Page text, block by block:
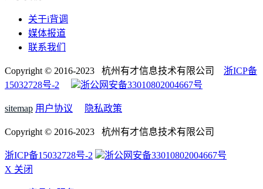
关于i背调
媒体报道
联系我们
Copyright © 2016-2023 杭州有才信息技术有限公司 浙ICP备
15032728号-2
浙公网安备33010802004667号
sitemap 用户协议 隐私政策
Copyright © 2016-2023 杭州有才信息技术有限公司
浙ICP备15032728号-2
浙公网安备33010802004667号
X 关闭